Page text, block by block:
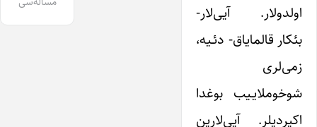
اولدولار. آیی‌لار-
بئکار قالمایاق‌- دئـیه،
زمی‌لری
شوخوملایـیب بوغدا
اکیردیلر. آیی‌لارین